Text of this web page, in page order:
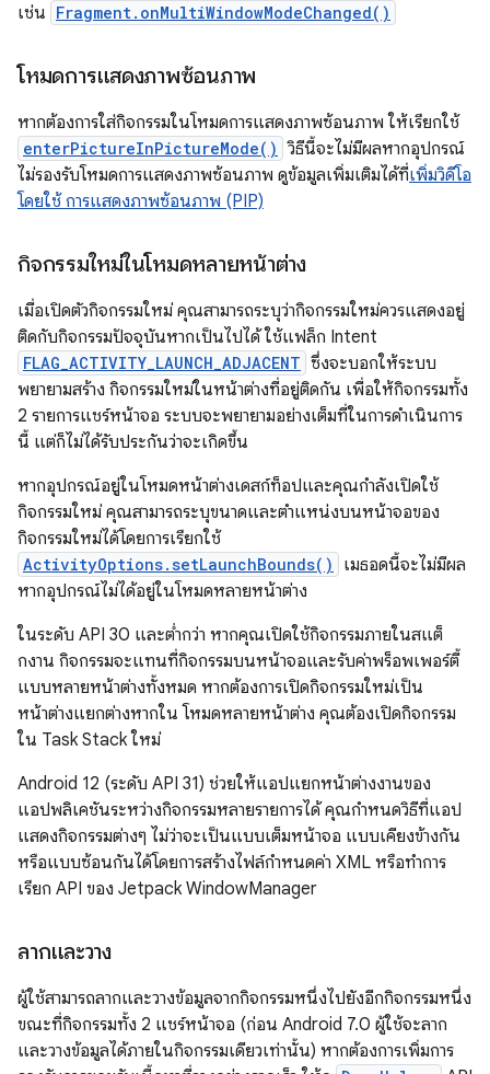
เช่น Fragment.onMultiWindowModeChanged()
โหมดการแสดงภาพซ้อนภาพ
หากต้องการใส่กิจกรรมในโหมดการแสดงภาพซ้อนภาพ ให้เรียกใช้
enterPictureInPictureMode() วิธีนี้จะไม่มีผลหากอุปกรณ์
ไม่รองรับโหมดการแสดงภาพซ้อนภาพ ดูข้อมูลเพิ่มเติมได้ที่เพิ่มวิดีโอ
โดยใช้ การแสดงภาพซ้อนภาพ (PIP)
กิจกรรมใหม่ในโหมดหลายหน้าต่าง
เมื่อเปิดตัวกิจกรรมใหม่ คุณสามารถระบุว่ากิจกรรมใหม่ควรแสดงอยู่
ติดกับกิจกรรมปัจจุบันหากเป็นไปได้ ใช้แฟล็ก Intent
FLAG_ACTIVITY_LAUNCH_ADJACENT ซึ่งจะบอกให้ระบบ
พยายามสร้าง กิจกรรมใหม่ในหน้าต่างที่อยู่ติดกัน เพื่อให้กิจกรรมทั้ง
2 รายการแชร์หน้าจอ ระบบจะพยายามอย่างเต็มที่ในการดำเนินการ
นี้ แต่ก็ไม่ได้รับประกันว่าจะเกิดขึ้น
หากอุปกรณ์อยู่ในโหมดหน้าต่างเดสก์ท็อปและคุณกำลังเปิดใช้
กิจกรรมใหม่ คุณสามารถระบุขนาดและตำแหน่งบนหน้าจอของ
กิจกรรมใหม่ได้โดยการเรียกใช้
ActivityOptions.setLaunchBounds()
เมธอดนี้จะไม่มีผล
หากอุปกรณ์ไม่ได้อยู่ในโหมดหลายหน้าต่าง
ในระดับ API 30 และต่ำกว่า หากคุณเปิดใช้กิจกรรมภายในสแต็
กงาน กิจกรรมจะแทนที่กิจกรรมบนหน้าจอและรับค่าพร็อพเพอร์ตี้
แบบหลายหน้าต่างทั้งหมด หากต้องการเปิดกิจกรรมใหม่เป็น
หน้าต่างแยกต่างหากใน โหมดหลายหน้าต่าง คุณต้องเปิดกิจกรรม
ใน Task Stack ใหม่
Android 12 (ระดับ API 31) ช่วยให้แอปแยกหน้าต่างงานของ
แอปพลิเคชันระหว่างกิจกรรมหลายรายการได้ คุณกำหนดวิธีที่แอป
แสดงกิจกรรมต่างๆ ไม่ว่าจะเป็นแบบเต็มหน้าจอ แบบเคียงข้างกัน
หรือแบบซ้อนกันได้โดยการสร้างไฟล์กำหนดค่า XML หรือทำการ
เรียก API ของ Jetpack WindowManager
ลากและวาง
ผู้ใช้สามารถลากและวางข้อมูลจากกิจกรรมหนึ่งไปยังอีกกิจกรรมหนึ่ง
ขณะที่กิจกรรมทั้ง 2 แชร์หน้าจอ (ก่อน Android 7.0 ผู้ใช้จะลาก
และวางข้อมูลได้ภายในกิจกรรมเดียวเท่านั้น) หากต้องการเพิ่มการ